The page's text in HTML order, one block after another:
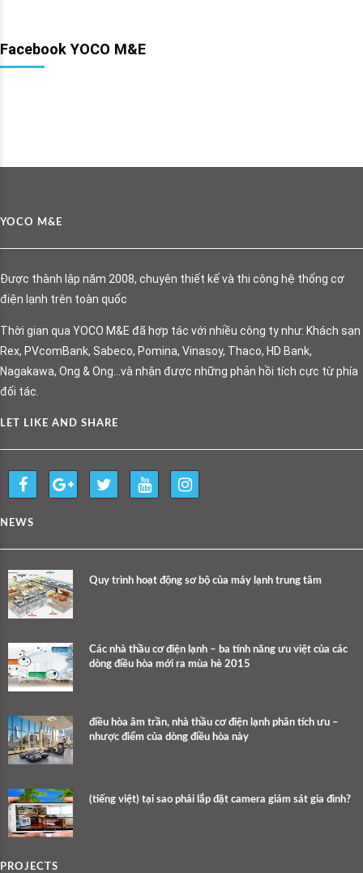
Facebook YOCO M&E
YOCO M&E
Được thành lập năm 2008, chuyên thiết kế và thi công hệ thống cơ
điện lạnh trên toàn quốc
Thời gian qua YOCO M&E đã hợp tác với nhiều công ty như: Khách sạn
Rex, PVcomBank, Sabeco, Pomina, Vinasoy, Thaco, HD Bank,
Nagakawa, Ong & Ong…và nhận được những phản hồi tích cực từ phía
đối tác.
LET LIKE AND SHARE
NEWS
Quy trình hoạt động sơ bộ của máy lạnh trung tâm
Các nhà thầu cơ điện lạnh – ba tính năng ưu việt của các
dòng điều hòa mới ra mùa hè 2015
điều hòa âm trần, nhà thầu cơ điện lạnh phân tích ưu –
nhược điểm của dòng điều hòa này
(tiếng việt) tại sao phải lắp đặt camera giám sát gia đình?
PROJECTS